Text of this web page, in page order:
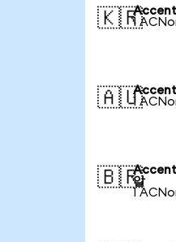
🇰🇷
1
🇦🇺
1
🇧🇷
알
1